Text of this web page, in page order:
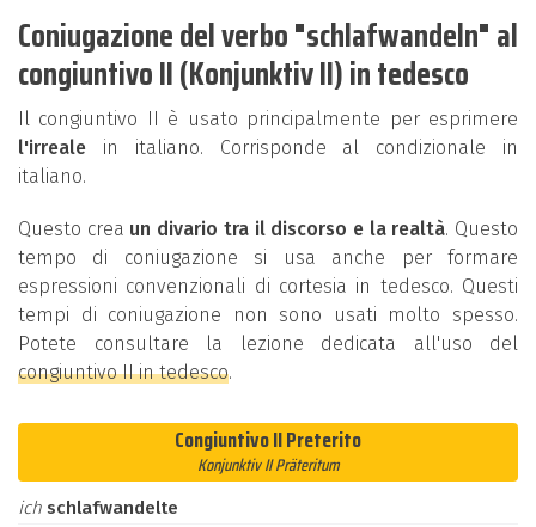
Coniugazione del verbo "schlafwandeln" al
congiuntivo II (Konjunktiv II) in tedesco
Il congiuntivo II è usato principalmente per esprimere
l'irreale in italiano. Corrisponde al condizionale in
italiano.
Questo crea un divario tra il discorso e la realtà. Questo
tempo di coniugazione si usa anche per formare
espressioni convenzionali di cortesia in tedesco. Questi
tempi di coniugazione non sono usati molto spesso.
Potete consultare la lezione dedicata all'uso del
congiuntivo II in tedesco.
Congiuntivo II Preterito
Konjunktiv II Präteritum
ich schlafwandelte